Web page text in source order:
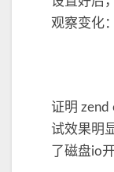
观察变化：
证明 zend
试效果明
了磁盘io